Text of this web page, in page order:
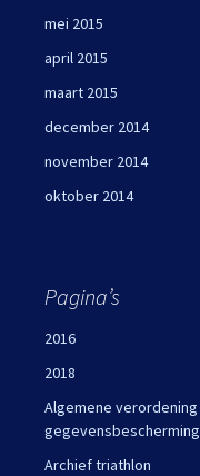
mei 2015
april 2015
maart 2015
december 2014
november 2014
oktober 2014
Pagina’s
2016
2018
Algemene verordening
gegevensbescherming
Archief triathlon